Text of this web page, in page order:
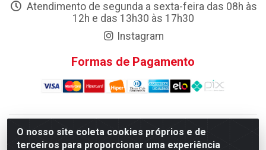
O nosso site coleta cookies próprios e de
terceiros para proporcionar uma experiência
Atendimento de segunda a sexta-feira das 08h às
12h e das 13h30 às 17h30
Instagram
Formas de Pagamento
Atacadao da Limpeza F. Pereira Queiroz Comercio e
Distribuicao LTDA - Quadra Qi 10 Lotes 39 e, 41 - Setor